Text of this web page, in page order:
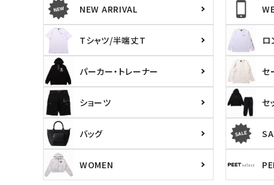
S
L XL
29inc
30inc 32inc
カラー
NEW ARRIVAL
Tシャツ/半端丈T ロ
パーカー・トレーナー セ
ショーツ セ
バッグ
WOMEN